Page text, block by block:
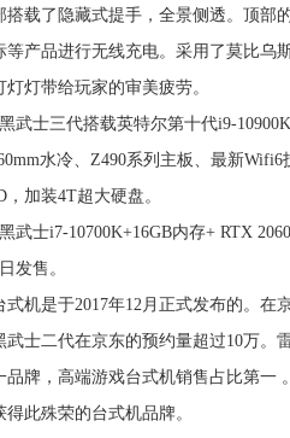
搭载了隐藏式提手，全景侧透。顶部
等产品进行无线充电。采用了莫比乌
灯带给玩家的审美疲劳。
士三代搭载英特尔第十代i9-
水冷、Z490系列主板、最新Wifi6
加装4T超大硬盘。
士i7-10700K+16GB内存+ RTX
发售。
是于2017年12月正式发布的。在
武士二代在京东的预约量超过10万。
牌，高端游戏台式机销售占比第一
此殊荣的台式机品牌。